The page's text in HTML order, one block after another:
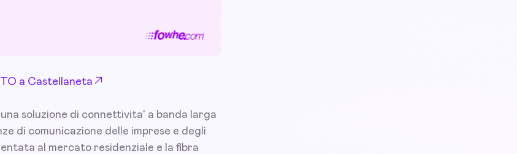
a Castellaneta
soluzione di connettivita' a banda larga
di comunicazione delle imprese e degli
al mercato residenziale e la fibra